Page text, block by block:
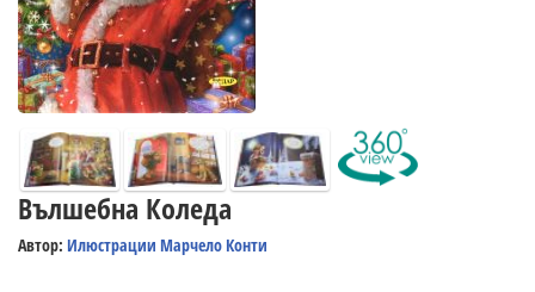
Вълшебна Коледа
Автор: Илюстрации Марчело Конти